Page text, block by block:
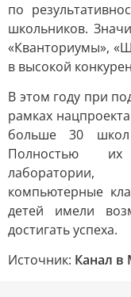
по
школьников.
«Кванториумы»,
в высокой
В этом году при
рамках
больше 30
Полностью их
компьютерные
детей имели
достигать успеха.
Источник: Канал